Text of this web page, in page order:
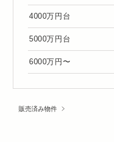
4000万円台
5000万円台
6000万円〜
販売済み物件